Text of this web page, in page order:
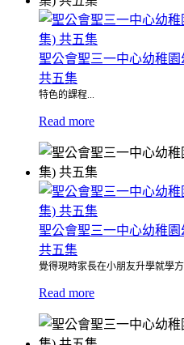
聖公會聖三一中心幼稚
共五集
特色的課程...
Read more
聖公會聖三一中心幼稚
共五集
覺得現時家長在小朋友升學就學
Read more